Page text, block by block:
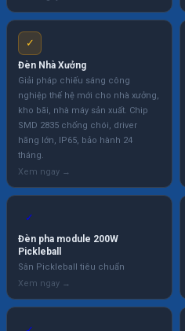
✓
Đèn Nhà Xưởng
Giải pháp chiếu sáng công
nghiệp thế hệ mới cho nhà xưởng,
kho bãi, nhà máy sản xuất. Chip
SMD 2835 chống chói, driver
hãng lớn, IP65, bảo hành 24
tháng.
✓
Đèn pha module 200W
Pickleball
Sân Pickleball tiêu chuẩn